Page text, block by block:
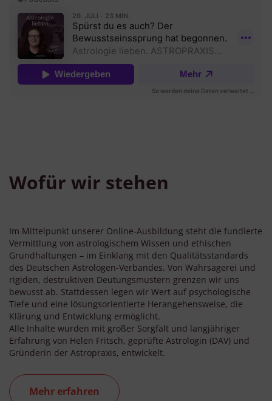
Wofür wir stehen
Im Mittelpunkt unserer Online-Ausbildung steht die fundierte
Vermittlung von astrologischem Wissen und ethischen
Grundhaltungen – im Einklang mit den Qualitätsstandards
des Deutschen Astrologen-Verbandes. Von Wahrsagerei und
rigiden, destruktiven Deutungsmustern grenzen wir uns
bewusst ab. Stattdessen legen wir Wert auf psychologische
Tiefe und eine lösungsorientierte Herangehensweise, die
Klärung und Entwicklung ermöglicht.
Alle Inhalte wurden mit großer Sorgfalt und langjähriger
Erfahrung von Helen Fritsch, geprüfte Astrologin (DAV) und
Gründerin der Astropraxis, entwickelt.
Mehr erfahren